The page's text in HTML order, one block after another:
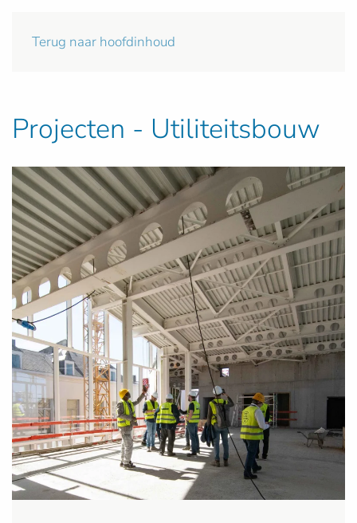
Terug naar hoofdinhoud
Projecten - Utiliteitsbouw